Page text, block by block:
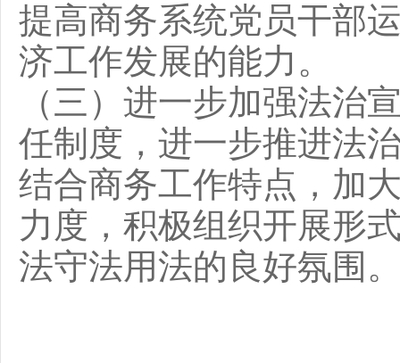
提高商务系统党员干部
济工作发展的能力。
（三）进一步加强法治
任制度，进一步推进法
结合商务工作特点，加
力度，积极组织开展形
法守法用法的良好氛围